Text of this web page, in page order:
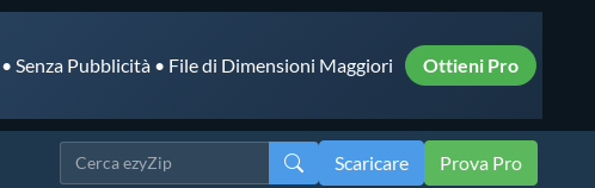
Senza Pubblicità • File di Dimensioni Maggiori Ottieni Pro
Scaricare Prova Pro